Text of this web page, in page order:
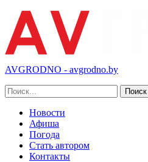
AVGRODNO - avgrodno.by
Новости
Афиша
Погода
Стать автором
Контакты